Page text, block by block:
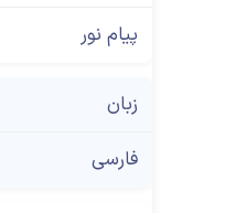
پیام نور
زبان
فارسی